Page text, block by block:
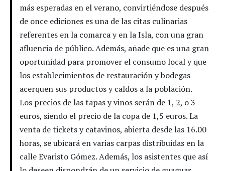
más esperadas en el verano, convirtiéndose después
de once ediciones es una de las citas culinarias
referentes en la comarca y en la Isla, con una gran
afluencia de público. Además, añade que es una gran
oportunidad para promover el consumo local y que
los establecimientos de restauración y bodegas
acerquen sus productos y caldos a la población.
Los precios de las tapas y vinos serán de 1, 2, o 3
euros, siendo el precio de la copa de 1,5 euros. La
venta de tickets y catavinos, abierta desde las 16.00
horas, se ubicará en varias carpas distribuidas en la
calle Evaristo Gómez. Además, los asistentes que así